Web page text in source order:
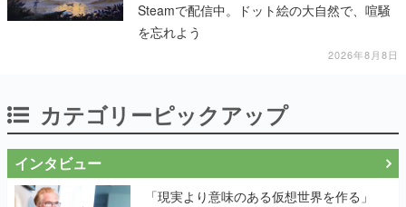
Steamで配信中。ドット絵の大自然で、喧騒
を忘れよう
2026年8月8日
カテゴリーピックアップ
インタビュー
「現実より意味のある仮想世界を作る」